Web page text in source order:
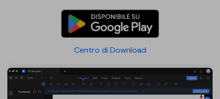
Centro di Download